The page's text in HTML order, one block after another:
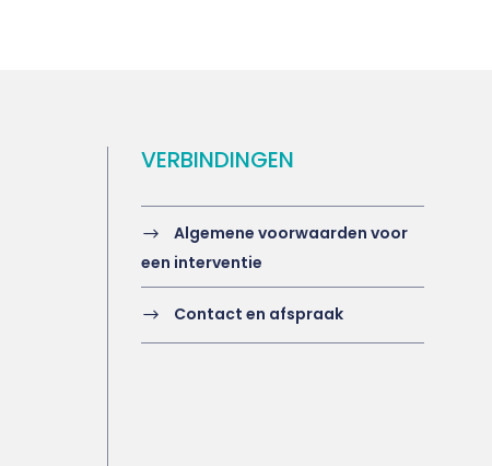
VERBINDINGEN
Algemene voorwaarden voor
een interventie
Contact en afspraak